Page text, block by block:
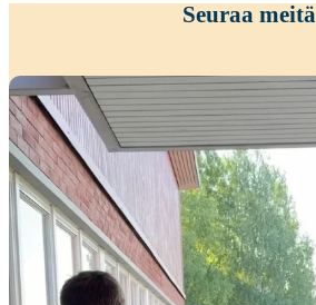
Seuraa meitä
Kiitokset viime viikon
35 0